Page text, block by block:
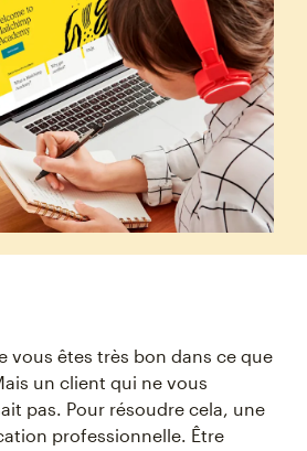
vous êtes très bon dans ce que
un client qui ne vous
pas. Pour résoudre cela, une
professionnelle. Être